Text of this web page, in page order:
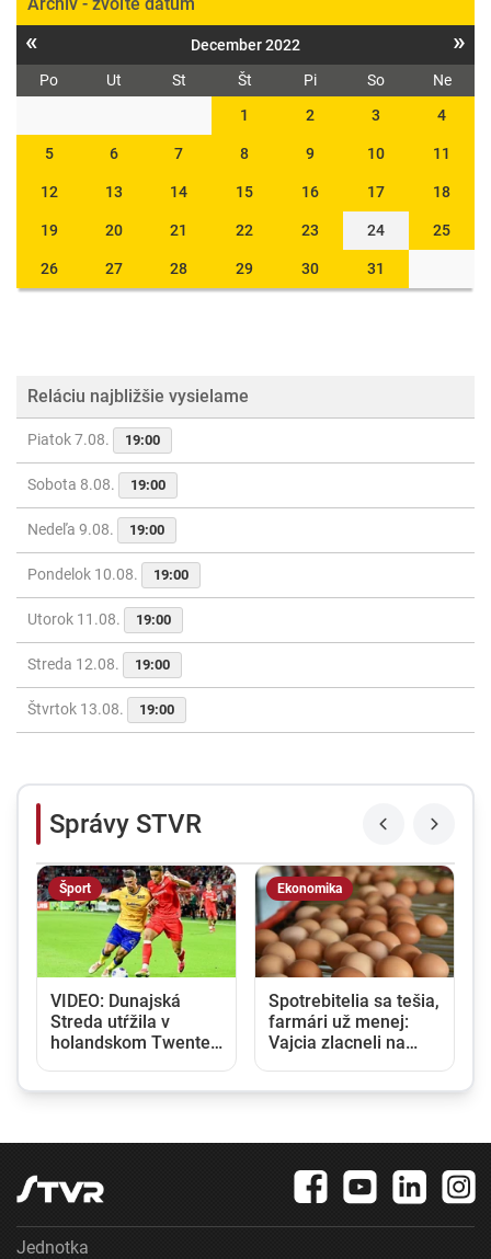
« December 2022 »
Po Ut St Št Pi So
Ne
1
2 3 4
5 6 7 8 9 10 11
12 13 14 15 16 17 18
19 20 21 22 23 24 25
26 27 28 29 30 31
Reláciu najbližšie vysielame
Piatok 7.08. 19:00
Sobota 8.08. 19:00
Nedeľa 9.08. 19:00
Pondelok 10.08. 19:00
Utorok 11.08. 19:00
Streda 12.08. 19:00
Štvrtok 13.08. 19:00
Správy STVR
Šport
VIDEO: Dunajská
Streda utŕžila v
holandskom Twente
Ekonomika
Spotrebitelia sa tešia,
farmári už menej:
Vajcia zlacneli na
Jednotka